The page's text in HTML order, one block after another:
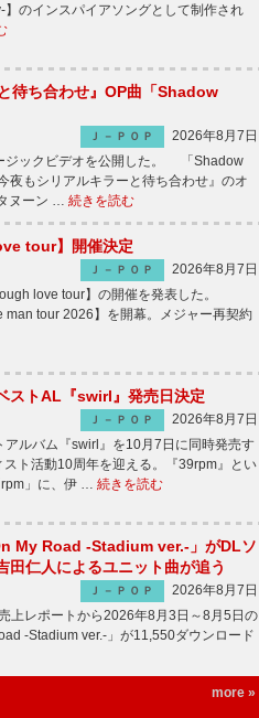
のインスパイアソングとして制作され
待ち合わせ』OP曲「Shadow
Ｊ－ＰＯＰ
2026年8月7日
ジックビデオを公開した。 「Shadow
夜もシリアルキラーと待ち合わせ』のオ
ヌーン … 続きを読む
tour】開催決定
Ｊ－ＰＯＰ
2026年8月7日
love tour】の開催を発表した。
tour 2026】を開幕。メジャー再契約
ストAL『swirl』発売日決定
Ｊ－ＰＯＰ
2026年8月7日
ルバム『swirl』を10月7日に同時発売す
ト活動10周年を迎える。『39rpm』とい
rpm」に、伊 … 続きを読む
My Road -Stadium ver.-」がDLソ
仁人によるユニット曲が追う
Ｊ－ＰＯＰ
2026年8月7日
上レポートから2026年8月3日～8月5日の
-Stadium ver.-」が11,550ダウンロード
more »